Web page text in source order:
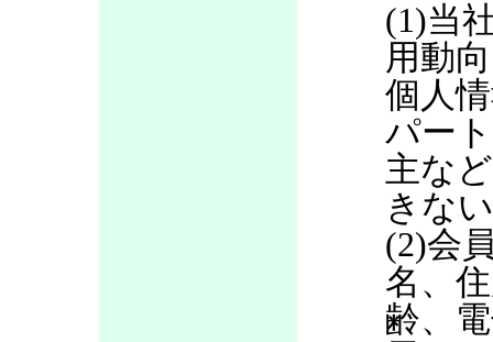
(1)当
用動
個人
パー
主な
きな
(2)会
名、
齢、